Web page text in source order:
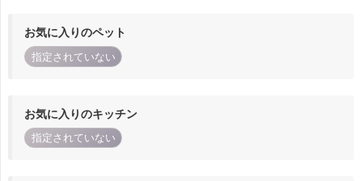
お気に入りのペット
指定されていない
お気に入りのキッチン
指定されていない